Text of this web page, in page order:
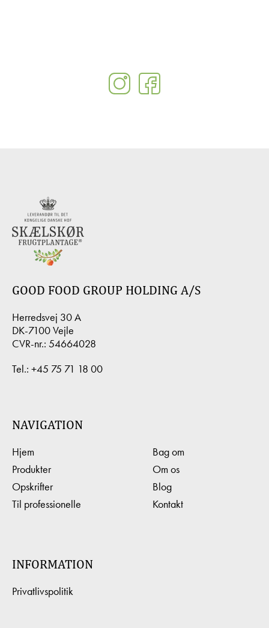
GOOD FOOD GROUP HOLDING A/S
Herredsvej 30 A
DK-7100 Vejle
CVR-nr.: 54664028
Tel.: +45 75 71 18 00
NAVIGATION
Hjem
Produkter
Opskrifter
Til professionelle
Bag om
Om os
Blog
Kontakt
INFORMATION
Privatlivspolitik